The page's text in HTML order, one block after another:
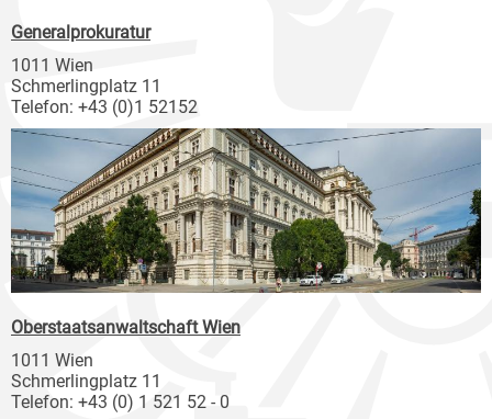
Generalprokuratur
1011 Wien
Schmerlingplatz 11
Telefon: +43 (0)1 52152
Oberstaatsanwaltschaft Wien
1011 Wien
Schmerlingplatz 11
Telefon: +43 (0) 1 521 52 - 0